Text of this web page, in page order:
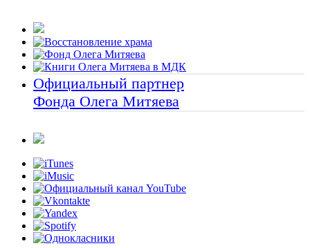
Официальный партнер
Фонда Олега Митяева